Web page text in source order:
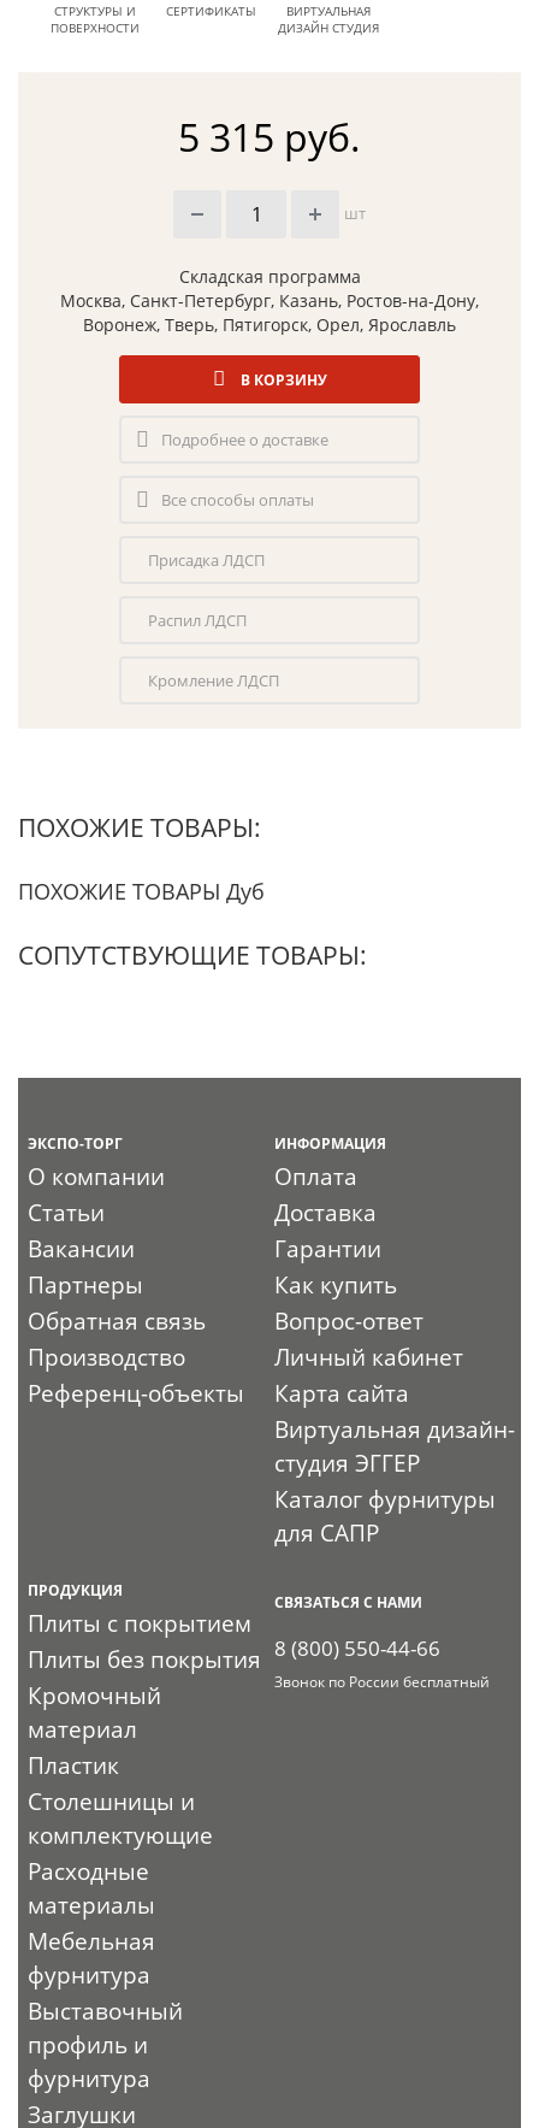
СТРУКТУРЫ И
ПОВЕРХНОСТИ
СЕРТИФИКАТЫ
ВИРТУАЛЬНАЯ
ДИЗАЙН СТУДИЯ
5 315 руб.
шт
Складская программа
Москва, Санкт-Петербург, Казань, Ростов-на-Дону,
Воронеж, Тверь, Пятигорск, Орел, Ярославль
В КОРЗИНУ
Подробнее о доставке
Все способы оплаты
Присадка ЛДСП
Распил ЛДСП
Кромление ЛДСП
ПОХОЖИЕ ТОВАРЫ:
ПОХОЖИЕ ТОВАРЫ Дуб
СОПУТСТВУЮЩИЕ ТОВАРЫ:
ЭКСПО-ТОРГ
О компании
Статьи
Вакансии
Партнеры
Обратная связь
Производство
Референц-объекты
ИНФОРМАЦИЯ
Оплата
Доставка
Гарантии
Как купить
Вопрос-ответ
Личный кабинет
Карта сайта
Виртуальная дизайн-
студия ЭГГЕР
Каталог фурнитуры
для САПР
ПРОДУКЦИЯ
Плиты с покрытием
Плиты без покрытия
Кромочный
материал
Пластик
Столешницы и
комплектующие
Расходные
материалы
Мебельная
фурнитура
Выставочный
профиль и
фурнитура
Заглушки
СВЯЗАТЬСЯ С НАМИ
8 (800) 550-44-66
Звонок по России бесплатный